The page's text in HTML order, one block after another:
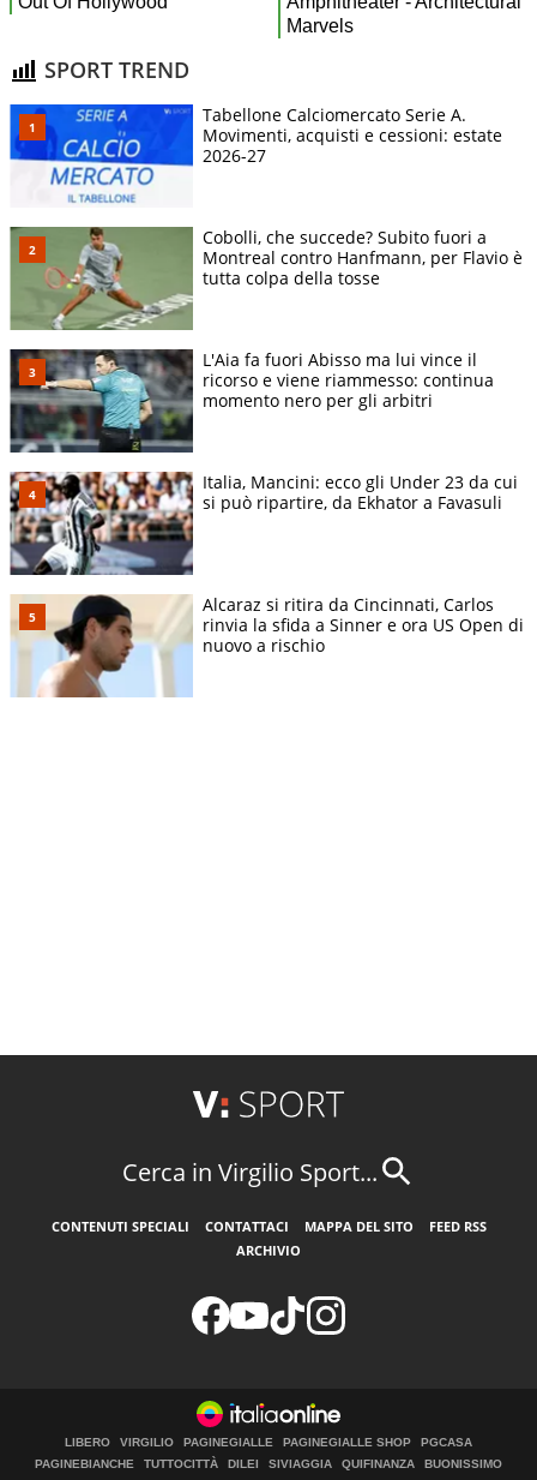
SPORT TREND
Tabellone Calciomercato Serie A.
Movimenti, acquisti e cessioni: estate
2026-27
Cobolli, che succede? Subito fuori a
Montreal contro Hanfmann, per Flavio è
tutta colpa della tosse
L'Aia fa fuori Abisso ma lui vince il
ricorso e viene riammesso: continua
momento nero per gli arbitri
Italia, Mancini: ecco gli Under 23 da cui
si può ripartire, da Ekhator a Favasuli
Alcaraz si ritira da Cincinnati, Carlos
rinvia la sfida a Sinner e ora US Open di
nuovo a rischio
Cerca in Virgilio Sport...
CONTENUTI SPECIALI CONTATTACI MAPPA DEL SITO
FEED RSS
ARCHIVIO
LIBERO VIRGILIO PAGINEGIALLE PAGINEGIALLE SHOP
PGCASA
PAGINEBIANCHE
TUTTOCITTÀ DILEI SIVIAGGIA QUIFINANZA
BUONISSIMO